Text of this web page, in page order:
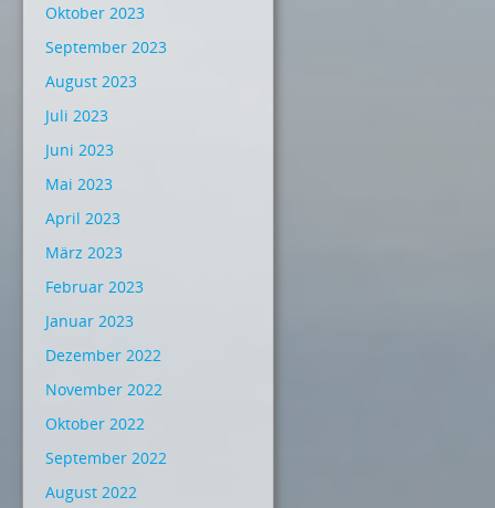
Oktober 2023
September 2023
August 2023
Juli 2023
Juni 2023
Mai 2023
April 2023
März 2023
Februar 2023
Januar 2023
Dezember 2022
November 2022
Oktober 2022
September 2022
August 2022